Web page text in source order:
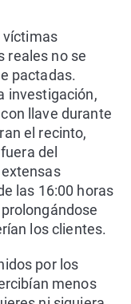
víctimas
reales no se
pactadas.
investigación,
llave durante
el recinto,
del
las 16:00 horas
los clientes.
por los
menos